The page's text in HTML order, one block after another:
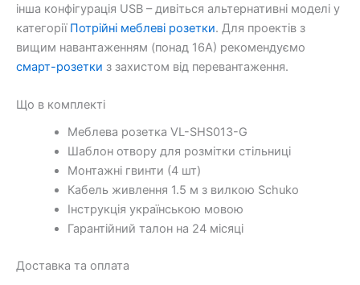
інша конфігурація USB – дивіться альтернативні моделі у
категорії Потрійні меблеві розетки. Для проектів з
вищим навантаженням (понад 16А) рекомендуємо
смарт-розетки з захистом від перевантаження.
Що в комплекті
Меблева розетка VL-SHS013-G
Шаблон отвору для розмітки стільниці
Монтажні гвинти (4 шт)
Кабель живлення 1.5 м з вилкою Schuko
Інструкція українською мовою
Гарантійний талон на 24 місяці
Доставка та оплата